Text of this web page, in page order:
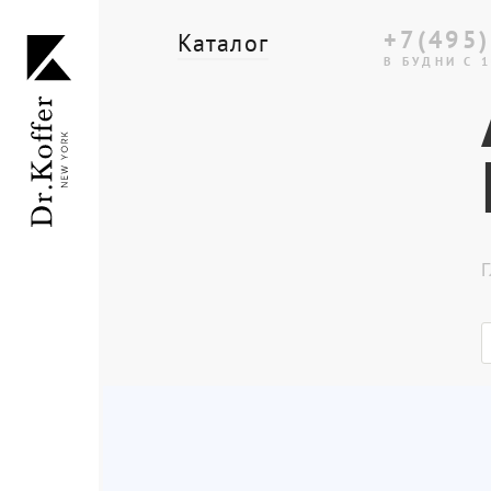
Каталог
В БУДНИ С
Дорожная коллекция